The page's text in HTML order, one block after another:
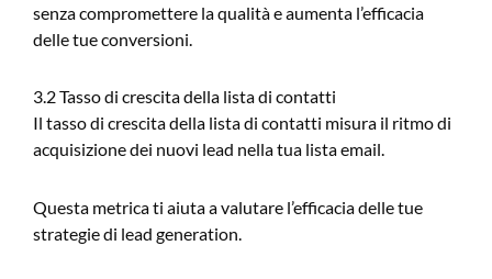
senza compromettere la qualità e aumenta l’efficacia
delle tue conversioni.
3.2 Tasso di crescita della lista di contatti
Il tasso di crescita della lista di contatti misura il ritmo di
acquisizione dei nuovi lead nella tua lista email.
Questa metrica ti aiuta a valutare l’efficacia delle tue
strategie di lead generation.